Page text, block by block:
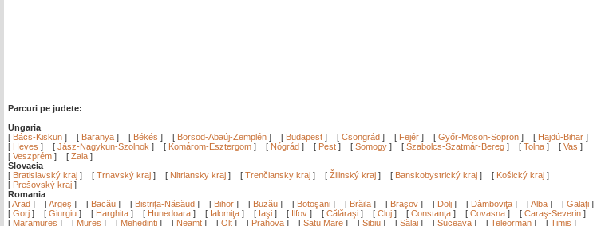
Parcuri pe judete:
Ungaria
[ Bács-Kiskun ] [ Baranya ] [ Békés ] [ Borsod-Abaúj-Zemplén ] [ Budapest ] [ Csongrád ] [ Fejér ] [ Győr-Moson-Sopron ] [ Hajdú-Bihar ]
[ Heves ] [ Jász-Nagykun-Szolnok ] [ Komárom-Esztergom ] [ Nógrád ] [ Pest ] [ Somogy ] [ Szabolcs-Szatmár-Bereg ] [ Tolna ] [ Vas ]
[ Veszprém ] [ Zala ]
Slovacia
[ Bratislavský kraj ] [ Trnavský kraj ] [ Nitriansky kraj ] [ Trenčiansky kraj ] [ Žilinský kraj ] [ Banskobystrický kraj ] [ Košický kraj ]
[ Prešovský kraj ]
Romania
[Arad ] [Argeş ] [ Bacău ] [ Bistriţa-Năsăud ] [ Bihor ] [ Buzău ] [ Botoşani ] [ Brăila ] [ Braşov ] [ Dolj ] [ Dâmboviţa ] [Alba ] [ Galaţi ]
[ Gorj ] [ Giurgiu ] [ Harghita ] [ Hunedoara ] [ Ialomiţa ] [ Iaşi ] [ Ilfov ] [ Călăraşi ] [ Cluj ] [ Constanţa ] [ Covasna ] [ Caraş-Severin ]
[ Maramureş ] [ Mureş ] [ Mehedinţi ] [ Neamţ ] [ Olt ] [ Prahova ] [ Satu Mare ] [ Sibiu ] [ Sălaj ] [ Suceava ] [ Teleorman ] [ Timiş ]